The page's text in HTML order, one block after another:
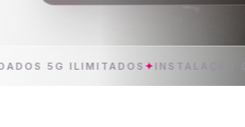
ILIMITADOS✦INSTALAÇÃO COM